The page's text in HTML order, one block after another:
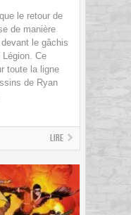
le retour de
de manière
le gâchis
Ce
toute la ligne
de Ryan
Lire